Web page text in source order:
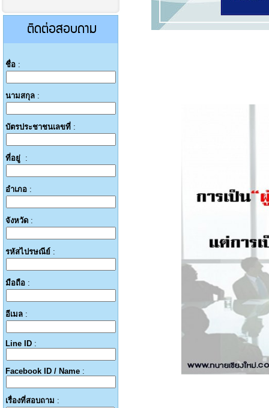
ติดต่อสอบถาม
ชื่อ :
นามสกุล :
บัตรประชาชนเลขที่ :
ที่อยู่ :
อำเภอ :
จังหวัด :
รหัสไปรษณีย์ :
มือถือ :
อีเมล :
Line ID :
Facebook ID / Name :
เรื่องที่สอบถาม :